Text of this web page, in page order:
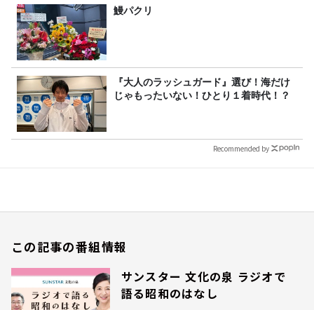
鰻パクリ
『大人のラッシュガード』選び！海だけ
じゃもったいない！ひとり１着時代！？
Recommended by
この記事の番組情報
サンスター 文化の泉 ラジオで
語る昭和のはなし